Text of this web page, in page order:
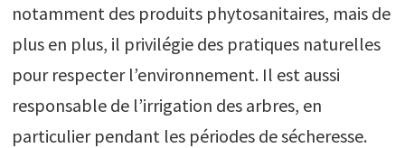
notamment des produits phytosanitaires, mais de
plus en plus, il privilégie des pratiques naturelles
pour respecter l’environnement. Il est aussi
responsable de l’irrigation des arbres, en
particulier pendant les périodes de sécheresse.